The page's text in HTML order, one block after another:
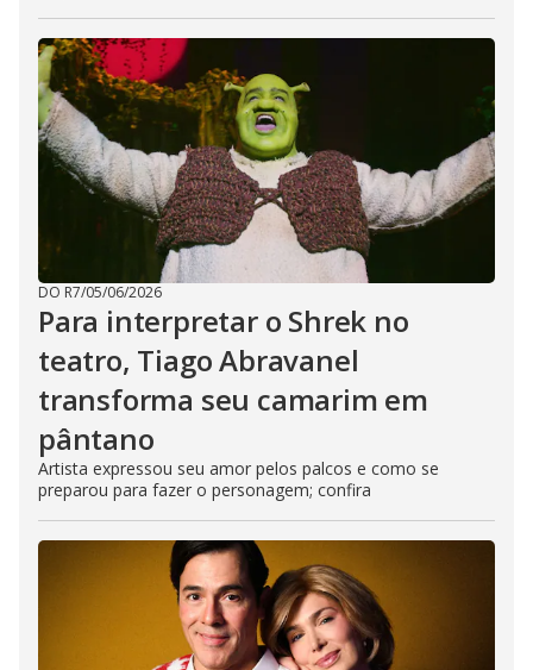
DO R7/05/06/2026
Para interpretar o Shrek no
teatro, Tiago Abravanel
transforma seu camarim em
pântano
Artista expressou seu amor pelos palcos e como se
preparou para fazer o personagem; confira